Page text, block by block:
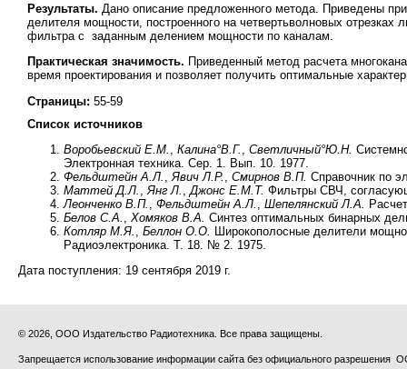
Результаты. Дано описание предложенного метода. Приведены
делителя мощности, построенного на четвертьволновых
фильтра с заданным делением мощности по каналам.
Практическая значимость. Приведенный метод расчета
время проектирования и позволяет получить оптимальные
Страницы: 55-59
Список источников
Воробьевский Е.М.
Калина°В.Г. Светличный°Ю.Н.
Электронная техника. Сер. 1. Вып. 10. 1977.
Фельдштейн А.Л.
Явич Л.Р. Смирнов В.П. Справочник по
Маттей Д.Л.
Янг Л. Джонс Е.М.Т. Фильтры СВЧ,
Леонченко В.П.
Фельдштейн А.Л. Шепелянский Л.А.
Белов С.А.
Хомяков В.А. Синтез оптимальных бинарных
Котляр М.Я.
Беллон О.О.
Широкополосные делители
Радиоэлектроника. Т. 18. № 2. 1975.
Дата поступления: 19 сентября 2019 г.
© 2026, ООО Издательство Радиотехника. Все права защищены.
Запрещается использование информации сайта без официального разрешения